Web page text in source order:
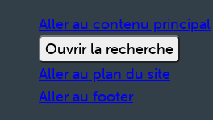
Aller au contenu principal
Ouvrir la recherche
Aller au plan du site
Aller au footer